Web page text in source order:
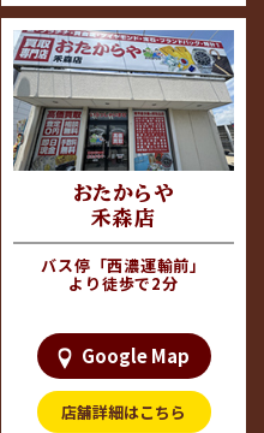
＃コーチ
＃グッチ
＃バカラ
＃ディオール
#ヴィトン
平和堂尾西店 出入り口左
おたからや
禾森店
バス停「西濃運輸前」
より徒歩で2分
Google Map
店舗詳細はこちら